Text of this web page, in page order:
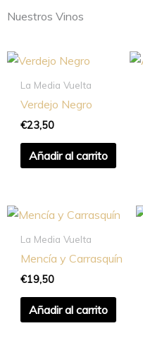
Nuestros Vinos
La Media Vuelta
Verdejo Negro
€23,50
Añadir al carrito
La Media Vuelta
Mencía y Carrasquín
€19,50
Añadir al carrito